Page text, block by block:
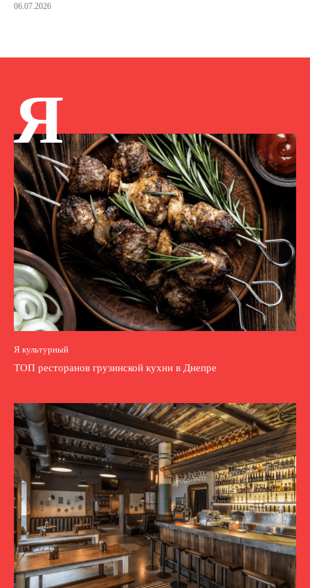
06.07.2026
Я
Я культурный
ТОП ресторанов грузинской кухни в Днепре